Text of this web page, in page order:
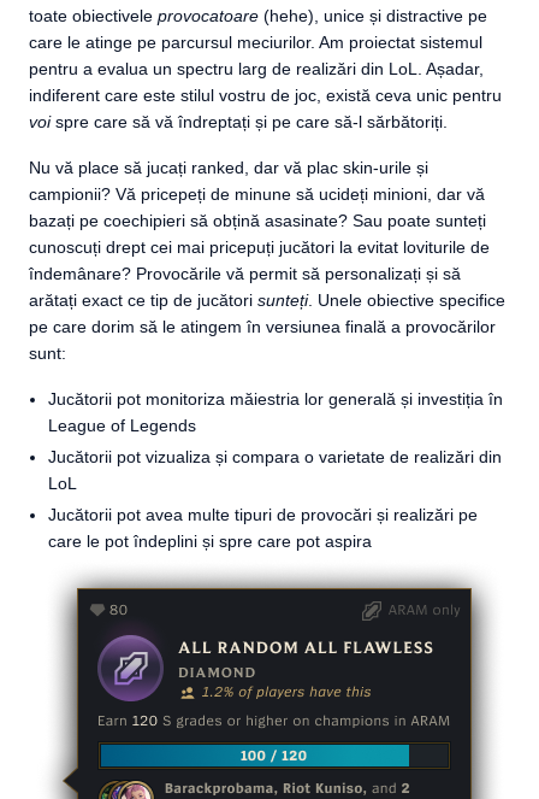
toate obiectivele provocatoare (hehe), unice și distractive pe
care le atinge pe parcursul meciurilor. Am proiectat sistemul
pentru a evalua un spectru larg de realizări din LoL. Așadar,
indiferent care este stilul vostru de joc, există ceva unic pentru
voispre care să vă îndreptați și pe care să-l sărbătoriți.
Nu vă place să jucați ranked, dar vă plac skin-urile și
campionii? Vă pricepeți de minune să ucideți minioni, dar vă
bazați pe coechipieri să obțină asasinate? Sau poate sunteți
cunoscuți drept cei mai pricepuți jucători la evitat loviturile de
îndemânare? Provocările vă permit să personalizați și să
arătați exact ce tip de jucători sunteți. Unele obiective specifice
pe care dorim să le atingem în versiunea finală a provocărilor
sunt:
Jucătorii pot monitoriza măiestria lor generală și investiția în
League of Legends
Jucătorii pot vizualiza și compara o varietate de realizări din
LoL
Jucătorii pot avea multe tipuri de provocări și realizări pe
care le pot îndeplini și spre care pot aspira